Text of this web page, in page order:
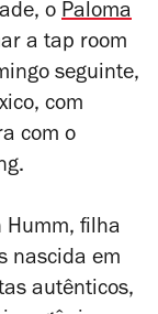
o Paloma
a tap room
seguinte,
com
com o
Humm, filha
nascida em
autênticos,